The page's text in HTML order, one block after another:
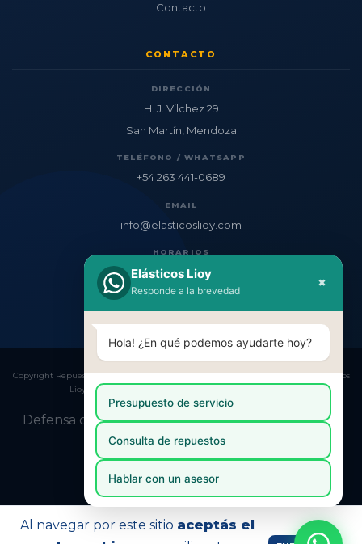
Al navegar por este sitio aceptás el
Contacto
CONTACTO
DIRECCIÓN
H. J. Vilchez 29
San Martín, Mendoza
TELÉFONO / WHATSAPP
+54 263 441-0689
EMAIL
info@elasticoslioy.com
HORARIOS
Lun–Vie: 8:30–17:00
Sáb: 8:30–12:30
Elásticos Lioy
Responde a la brevedad ×
Hola! ¿En qué podemos ayudarte hoy?
Presupuesto de servicio
Consulta de repuestos
Hablar con un asesor
Copyright Repuestos para Camiones | Venta Online y Envío a todo el País | Elasticos
Lioy - 20141222482 - 2026. Todos los derechos reservados.
Defensa de las y los consumidores. Para reclamos
ingresá acá.
Botón de arrepentimiento